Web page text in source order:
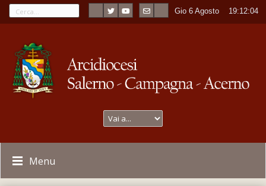
Gio 6 Agosto 19:12:04
Menu